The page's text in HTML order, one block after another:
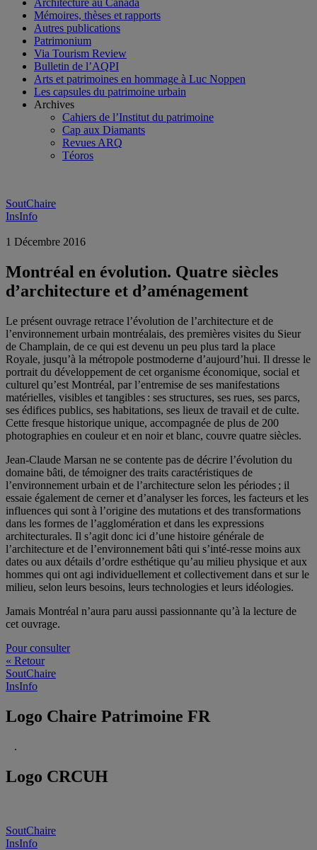
Architecture au Canada
Mémoires, thèses et rapports
Autres publications
Patrimonium
Via Tourism Review
Bulletin de l’AQPI
Arts et patrimoines en hommage à Luc Noppen
Les capsules du patrimoine urbain
Archives
Cahiers de l’Institut du patrimoine
Cap aux Diamants
Revues ARQ
Téoros
SoutChaire
InsInfo
1 Décembre 2016
Montréal en évolution. Quatre siècles
d’architecture et d’aménagement
Le présent ouvrage retrace l’évolution de l’architecture et de
l’environnement urbain montréalais, des premières visites du Sieur
de Champlain, de ce qui est devenu un peu plus tard la place
Royale, jusqu’à la métropole postmoderne d’aujourd’hui. Il dresse le
portrait du développement de cet organisme économique, social et
culturel qu’est Montréal, par l’entremise de ses manifestations
matérielles, visibles et tangibles : ses structures, ses rues, ses parcs,
ses édifices publics, ses habitations, ses lieux de travail et de culte.
Cette fresque historique unique, accompagnée de plus de 200
photographies en couleur et en noir et blanc, couvre quatre siècles.
Jean-Claude Marsan ne se contente pas de décrire l’évolution du
domaine bâti, de témoigner des traits caractéristiques de
l’environnement urbain et de l’architecture selon les périodes ; il
essaie également de cerner et d’analyser les forces, les facteurs et les
influences qui sont à l’origine des mutations et des transformations
dans les formes de l’agglomération et dans les expressions
architecturales. Il s’agit donc ici d’une histoire générale de
l’architecture et de l’environnement bâti qui s’inté-resse moins aux
dates ou aux détails d’ordre esthétique qu’au milieu physique et aux
hommes qui ont agi individuellement et collectivement dans et sur le
milieu, selon leurs besoins, leurs technologies et leurs idéologies.
Jamais Montréal n’aura paru aussi passionnante qu’à la lecture de
cet ouvrage.
Pour consulter
« Retour
SoutChaire
InsInfo
Logo Chaire Patrimoine FR
.
Logo CRCUH
SoutChaire
InsInfo